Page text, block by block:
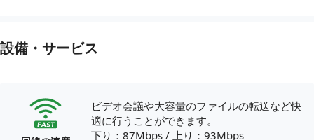
設備・サービス
ビデオ会議や大容量のファイルの転送など快
適に行うことができます。
下り：87Mbps / 上り：93Mbps